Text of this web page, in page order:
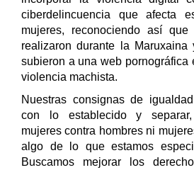
ciberdelincuencia que afecta
mujeres, reconociendo así
realizaron durante la Maruxaina
subieron a una web pornográfica
violencia machista.
Nuestras consignas de
con lo establecido y separar,
mujeres contra hombres ni
algo de lo que estamos
Buscamos mejorar los